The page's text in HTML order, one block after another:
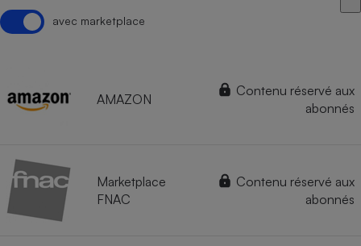
avec marketplace
AMAZON
Contenu réservé aux
abonnés
Marketplace
FNAC
Contenu réservé aux
abonnés